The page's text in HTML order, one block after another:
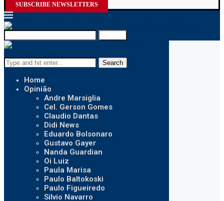
SUBSCRIBE NEWSLETTERS
Search
Home
Opinião
Andre Marsiglia
Cel. Gerson Gomes
Claudio Dantas
Didi News
Eduardo Bolsonaro
Gustavo Gayer
Nanda Guardian
Oi Luiz
Paula Marisa
Paulo Baltokoski
Paulo Figueiredo
Silvio Navarro